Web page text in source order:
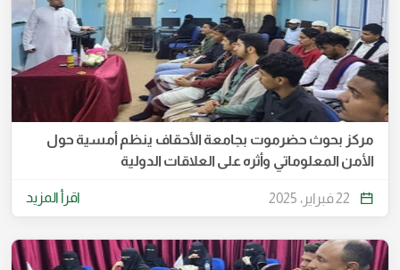
مركز بحوث حضرموت بجامعة الأحقاف ينظم أمسية حول
الأمن المعلوماتي وأثره على العلاقات الدولية
22 فبراير، 2025 اقرأ المزيد